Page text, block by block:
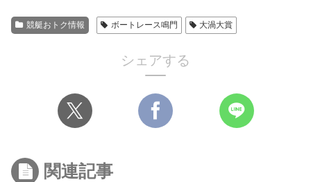
競艇おトク情報 ボートレース鳴門 大渦大賞
シェアする
関連記事